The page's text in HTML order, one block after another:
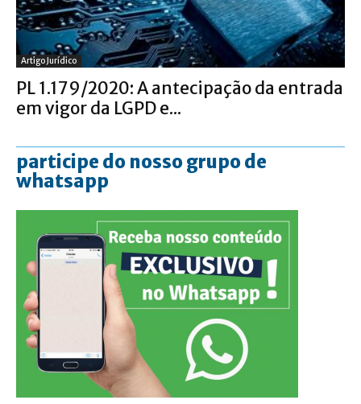
Artigo Jurídico
PL 1.179/2020: A antecipação da entrada
em vigor da LGPD e...
participe do nosso grupo de
whatsapp